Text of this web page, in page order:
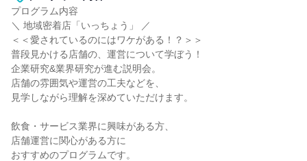
プログラム内容
＼ 地域密着店「いっちょう」 ／
＜＜愛されているのにはワケがある！？＞＞
普段見かける店舗の、運営について学ぼう！
企業研究&業界研究が進む説明会。
店舗の雰囲気や運営の工夫などを、
見学しながら理解を深めていただけます。
飲食・サービス業界に興味がある方、
店舗運営に関心がある方に
おすすめのプログラムです。